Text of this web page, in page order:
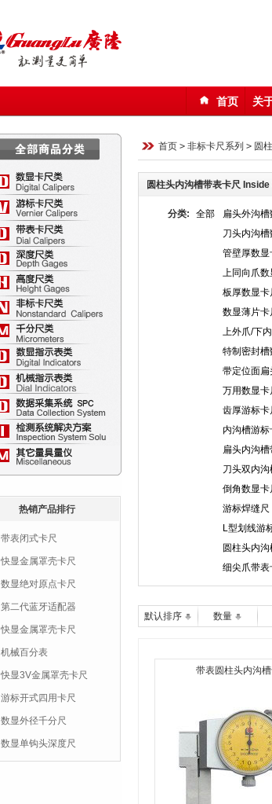
首页 关
热销产品排行
带表闭式卡尺
快显金属罩壳卡尺
数显绝对原点卡尺
第二代蓝牙适配器
快显金属罩壳卡尺
机械百分表
快显3V金属罩壳卡尺
游标开式四用卡尺
数显外径千分尺
数显单钩头深度尺
首页 > 非标卡尺系列 > 圆
圆柱头内沟槽带表卡尺
分类: 全部 扁头外沟槽
刀头内沟槽
管壁厚数显
上同向爪数
板厚数显卡
数显薄片卡
上外爪/下
特制密封槽
带定位面扁
万用数显卡
齿厚游标卡
内沟槽游标
扁头内沟槽
刀头双内沟
倒角数显卡
游标焊缝尺
L型划线游
圆柱头内
细尖爪带表
默认排序 数量
带表圆柱头内沟槽